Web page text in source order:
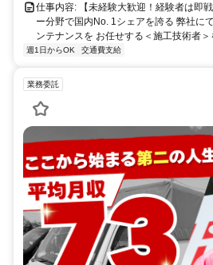
仕事内容: 【未経験大歓迎！経験者は即
ー分野で国内No. 1シェアを誇る 弊社に
ンテナンスを お任せする＜施工技術者
週1日からOK 交通費支給
業務委託